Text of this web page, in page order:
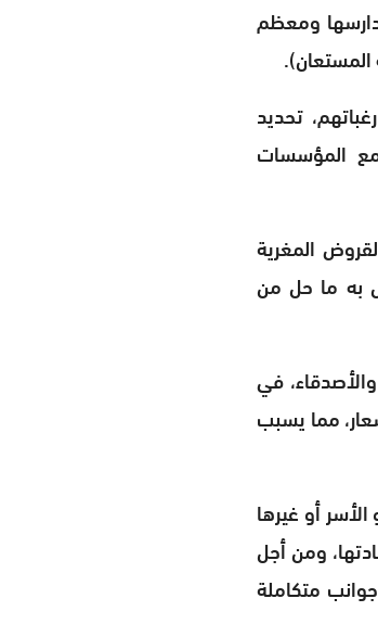
ومعظم
تحديد
مع المؤسسات
المغرية
به ما حل من
والأصدقاء، في
مما يسبب
أو غيرها
ومن أجل
متكاملة